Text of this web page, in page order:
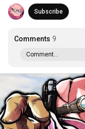
Subscribe
Comments 9
Comment...